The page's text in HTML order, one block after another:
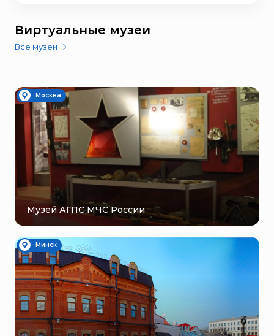
Виртуальные музеи
Все музеи
Москва
Музей АГПС МЧС России
Минск